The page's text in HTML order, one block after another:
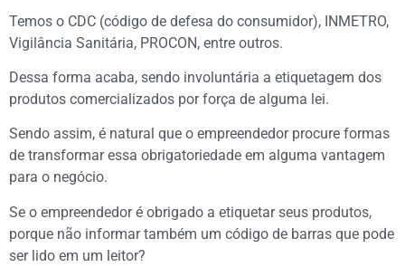
Temos o CDC (código de defesa do consumidor), INMETRO,
Vigilância Sanitária, PROCON, entre outros.
Dessa forma acaba, sendo involuntária a etiquetagem dos
produtos comercializados por força de alguma lei.
Sendo assim, é natural que o empreendedor procure formas
de transformar essa obrigatoriedade em alguma vantagem
para o negócio.
Se o empreendedor é obrigado a etiquetar seus produtos,
porque não informar também um código de barras que pode
ser lido em um leitor?